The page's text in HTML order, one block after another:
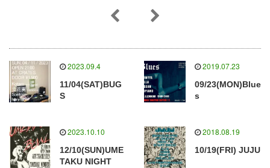
2023.09.4
11/04(SAT)BUG
S
2019.07.23
09/23(MON)Blue
s
2023.10.10
12/10(SUN)UME
TAKU NIGHT
2018.08.19
10/19(FRI) JUJU